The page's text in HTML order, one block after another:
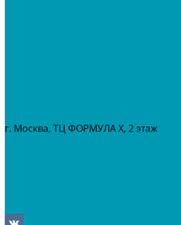
г. Москва, ТЦ ФОРМУЛА Х, 2 этаж